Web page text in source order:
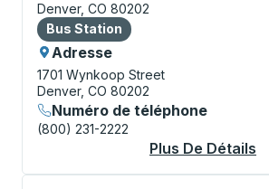
Denver, CO 80202
Bus Station
Bus Station
Adresse
1701 Wynkoop Street
Denver, CO 80202
Numéro de téléphone
(800) 231-2222
Plus De Détails